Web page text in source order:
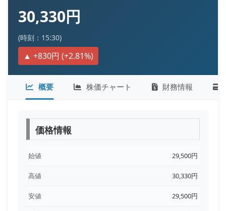
30,330円
(時刻：15:30)
▲ +830円 (+2.81%)
概要 株価チャート 財務情報
価格情報
始値 29,500円
高値 30,330円
安値 29,500円